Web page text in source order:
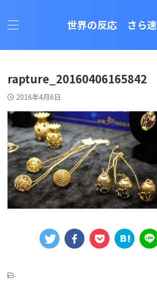
世界の反応 さら速
rapture_20160406165842
2016年4月6日
-